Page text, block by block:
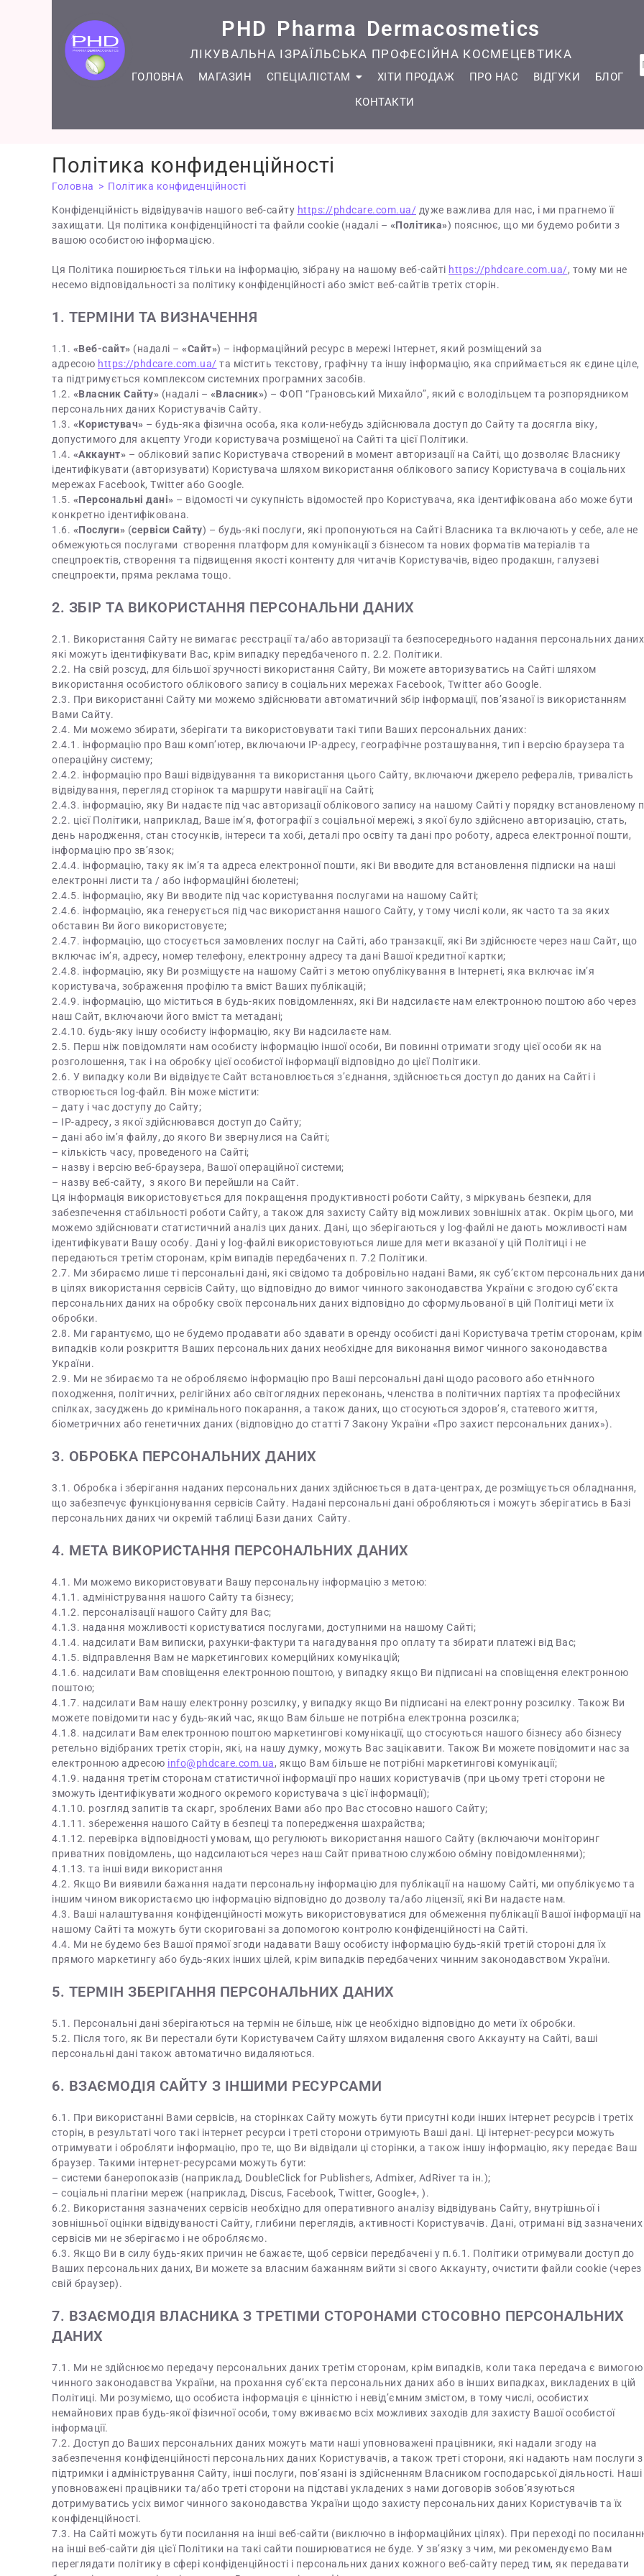
PHD Pharma Dermacosmetics
ЛІКУВАЛЬНА ІЗРАЇЛЬСЬКА ПРОФЕСІЙНА КОСМЕЦЕВТИКА
ГОЛОВНА МАГАЗИН СПЕЦІАЛІСТАМ ХІТИ ПРОДАЖ ПРО НАС ВІДГУКИ
БЛОГ
КОНТАКТИ
Політика конфиденційності
Головна > Політика конфиденційності
Конфіденційність відвідувачів нашого веб-сайту https://phdcare.com.ua/ дуже важлива для нас, і ми прагнемо її
захищати. Ця політика конфіденційності та файли cookie (надалі – «Політика») пояснює, що ми будемо робити з
вашою особистою інформацією.
Ця Політика поширюється тільки на інформацію, зібрану на нашому веб-сайті https://phdcare.com.ua/, тому ми не
несемо відповідальності за політику конфіденційності або зміст веб-сайтів третіх сторін.
1. ТЕРМІНИ ТА ВИЗНАЧЕННЯ
1.1. «Веб-сайт» (надалі – «Сайт») – інформаційний ресурс в мережі Інтернет, який розміщений за
адресою https://phdcare.com.ua/ та містить текстову, графічну та іншу інформацію, яка сприймається як єдине ціле,
та підтримується комплексом системних програмних засобів.
1.2. «Власник Сайту» (надалі – «Власник») – ФОП “Грановський Михайло”, який є володільцем та розпорядником
персональних даних Користувачів Сайту.
1.3. «Користувач» – будь-яка фізична особа, яка коли-небудь здійснювала доступ до Сайту та досягла віку,
допустимого для акцепту Угоди користувача розміщеної на Сайті та цієї Політики.
1.4. «Аккаунт» – обліковий запис Користувача створений в момент авторизації на Сайті, що дозволяє Власнику
ідентифікувати (авторизувати) Користувача шляхом використання облікового запису Користувача в соціальних
мережах Facebook, Twitter або Google.
1.5. «Персональні дані» – відомості чи сукупність відомостей про Користувача, яка ідентифікована або може бути
конкретно ідентифікована.
1.6. «Послуги» (сервіси Сайту) – будь-які послуги, які пропонуються на Сайті Власника та включають у себе, але не
обмежуються послугами створення платформ для комунікації з бізнесом та нових форматів матеріалів та
спецпроектів, створення та підвищення якості контенту для читачів Користувачів, відео продакшн, галузеві
спецпроекти, пряма реклама тощо.
2. ЗБІР ТА ВИКОРИСТАННЯ ПЕРСОНАЛЬНИ ДАНИХ
2.1. Використання Сайту не вимагає реєстрації та/або авторизації та безпосереднього надання персональних
які можуть ідентифікувати Вас, крім випадку передбаченого п. 2.2. Політики.
2.2. На свій розсуд, для більшої зручності використання Сайту, Ви можете авторизуватись на Сайті шляхом
використання особистого облікового запису в соціальних мережах Facebook, Twitter або Google.
2.3. При використанні Сайту ми можемо здійснювати автоматичний збір інформації, пов’язаної із використанням
Вами Сайту.
2.4. Ми можемо збирати, зберігати та використовувати такі типи Ваших персональних даних:
2.4.1. інформацію про Ваш комп’ютер, включаючи IP-адресу, географічне розташування, тип і версію браузера та
операційну систему;
2.4.2. інформацію про Ваші відвідування та використання цього Сайту, включаючи джерело рефералів, тривалість
відвідування, перегляд сторінок та маршрути навігації на Сайті;
2.4.3. інформацію, яку Ви надаєте під час авторизації облікового запису на нашому Сайті у порядку встановленому
2.2. цієї Політики, наприклад, Ваше ім’я, фотографії з соціальної мережі, з якої було здійснено авторизацію, стать,
день народження, стан стосунків, інтереси та хобі, деталі про освіту та дані про роботу, адреса електронної пошти,
інформацію про зв’язок;
2.4.4. інформацію, таку як ім’я та адреса електронної пошти, які Ви вводите для встановлення підписки на наші
електронні листи та / або інформаційні бюлетені;
2.4.5. інформацію, яку Ви вводите під час користування послугами на нашому Сайті;
2.4.6. інформацію, яка генерується під час використання нашого Сайту, у тому числі коли, як часто та за яких
обставин Ви його використовуєте;
2.4.7. інформацію, що стосується замовлених послуг на Сайті, або транзакції, які Ви здійснюєте через наш Сайт, що
включає ім’я, адресу, номер телефону, електронну адресу та дані Вашої кредитної картки;
2.4.8. інформацію, яку Ви розміщуєте на нашому Сайті з метою опублікування в Інтернеті, яка включає ім’я
користувача, зображення профілю та вміст Ваших публікацій;
2.4.9. інформацію, що міститься в будь-яких повідомленнях, які Ви надсилаєте нам електронною поштою або через
наш Сайт, включаючи його вміст та метадані;
2.4.10. будь-яку іншу особисту інформацію, яку Ви надсилаєте нам.
2.5. Перш ніж повідомляти нам особисту інформацію іншої особи, Ви повинні отримати згоду цієї особи як на
розголошення, так і на обробку цієї особистої інформації відповідно до цієї Політики.
2.6. У випадку коли Ви відвідуєте Сайт встановлюється з’єднання, здійснюється доступ до даних на Сайті і
створюється log-файл. Він може містити:
– дату і час доступу до Сайту;
– IP-адресу, з якої здійснювався доступ до Сайту;
– дані або ім’я файлу, до якого Ви звернулися на Сайті;
– кількість часу, проведеного на Сайті;
– назву і версію веб-браузера, Вашої операційної системи;
– назву веб-сайту, з якого Ви перейшли на Сайт.
Ця інформація використовується для покращення продуктивності роботи Сайту, з міркувань безпеки, для
забезпечення стабільності роботи Сайту, а також для захисту Сайту від можливих зовнішніх атак. Окрім цього, ми
можемо здійснювати статистичний аналіз цих даних. Дані, що зберігаються у log-файлі не дають можливості нам
ідентифікувати Вашу особу. Дані у log-файлі використовуються лише для мети вказаної у цій Політиці і не
передаються третім сторонам, крім випадів передбачених п. 7.2 Політики.
2.7. Ми збираємо лише ті персональні дані, які свідомо та добровільно надані Вами, як суб’єктом персональних
в цілях використання сервісів Сайту, що відповідно до вимог чинного законодавства України є згодою суб’єкта
персональних даних на обробку своїх персональних даних відповідно до сформульованої в цій Політиці мети їх
обробки.
2.8. Ми гарантуємо, що не будемо продавати або здавати в оренду особисті дані Користувача третім сторонам, крім
випадків коли розкриття Ваших персональних даних необхідне для виконання вимог чинного законодавства
України.
2.9. Ми не збираємо та не обробляємо інформацію про Ваші персональні дані щодо расового або етнічного
походження, політичних, релігійних або світоглядних переконань, членства в політичних партіях та професійних
спілках, засуджень до кримінального покарання, а також даних, що стосуються здоров’я, статевого життя,
біометричних або генетичних даних (відповідно до статті 7 Закону України «Про захист персональних даних»).
3. ОБРОБКА ПЕРСОНАЛЬНИХ ДАНИХ
3.1. Обробка і зберігання наданих персональних даних здійснюється в дата-центрах, де розміщується обладнання,
що забезпечує функціонування сервісів Сайту. Надані персональні дані обробляються і можуть зберігатись в Базі
персональних даних чи окремій таблиці Бази даних Сайту.
4. МЕТА ВИКОРИСТАННЯ ПЕРСОНАЛЬНИХ ДАНИХ
4.1. Ми можемо використовувати Вашу персональну інформацію з метою:
4.1.1. адміністрування нашого Сайту та бізнесу;
4.1.2. персоналізації нашого Сайту для Вас;
4.1.3. надання можливості користуватися послугами, доступними на нашому Сайті;
4.1.4. надсилати Вам виписки, рахунки-фактури та нагадування про оплату та збирати платежі від Вас;
4.1.5. відправлення Вам не маркетингових комерційних комунікацій;
4.1.6. надсилати Вам сповіщення електронною поштою, у випадку якщо Ви підписані на сповіщення електронною
поштою;
4.1.7. надсилати Вам нашу електронну розсилку, у випадку якщо Ви підписані на електронну розсилку. Також Ви
можете повідомити нас у будь-який час, якщо Вам більше не потрібна електронна розсилка;
4.1.8. надсилати Вам електронною поштою маркетингові комунікації, що стосуються нашого бізнесу або бізнесу
ретельно відібраних третіх сторін, які, на нашу думку, можуть Вас зацікавити. Також Ви можете повідомити нас за
електронною адресою info@phdcare.com.ua, якщо Вам більше не потрібні маркетингові комунікації;
4.1.9. надання третім сторонам статистичної інформації про наших користувачів (при цьому треті сторони не
зможуть ідентифікувати жодного окремого користувача з цієї інформації);
4.1.10. розгляд запитів та скарг, зроблених Вами або про Вас стосовно нашого Сайту;
4.1.11. збереження нашого Сайту в безпеці та попередження шахрайства;
4.1.12. перевірка відповідності умовам, що регулюють використання нашого Сайту (включаючи моніторинг
приватних повідомлень, що надсилаються через наш Сайт приватною службою обміну повідомленнями);
4.1.13. та інші види використання
4.2. Якщо Ви виявили бажання надати персональну інформацію для публікації на нашому Сайті, ми опублікуємо та
іншим чином використаємо цю інформацію відповідно до дозволу та/або ліцензії, які Ви надаєте нам.
4.3. Ваші налаштування конфіденційності можуть використовуватися для обмеження публікації Вашої інформації на
нашому Сайті та можуть бути скориговані за допомогою контролю конфіденційності на Сайті.
4.4. Ми не будемо без Вашої прямої згоди надавати Вашу особисту інформацію будь-якій третій стороні для їх
прямого маркетингу або будь-яких інших цілей, крім випадків передбачених чинним законодавством України.
5. ТЕРМІН ЗБЕРІГАННЯ ПЕРСОНАЛЬНИХ ДАНИХ
5.1. Персональні дані зберігаються на термін не більше, ніж це необхідно відповідно до мети їх обробки.
5.2. Після того, як Ви перестали бути Користувачем Сайту шляхом видалення свого Аккаунту на Сайті, ваші
персональні дані також автоматично видаляються.
6. ВЗАЄМОДІЯ САЙТУ З ІНШИМИ РЕСУРСАМИ
6.1. При використанні Вами сервісів, на сторінках Сайту можуть бути присутні коди інших інтернет ресурсів і третіх
сторін, в результаті чого такі інтернет ресурси і треті сторони отримують Ваші дані. Ці інтернет-ресурси можуть
отримувати і обробляти інформацію, про те, що Ви відвідали ці сторінки, а також іншу інформацію, яку передає Ваш
браузер. Такими інтернет-ресурсами можуть бути:
– системи банеропоказів (наприклад, DoubleClick for Publishers, Admixer, AdRiver та ін.);
– соціальні плагіни мереж (наприклад, Discus, Facebook, Twitter, Google+, ).
6.2. Використання зазначених сервісів необхідно для оперативного аналізу відвідувань Сайту, внутрішньої і
зовнішньої оцінки відвідуваності Сайту, глибини переглядів, активності Користувачів. Дані, отримані від зазначених
сервісів ми не зберігаємо і не обробляємо.
6.3. Якщо Ви в силу будь-яких причин не бажаєте, щоб сервіси передбачені у п.6.1. Політики отримували доступ до
Ваших персональних даних, Ви можете за власним бажанням вийти зі свого Аккаунту, очистити файли cookie (через
свій браузер).
7. ВЗАЄМОДІЯ ВЛАСНИКА З ТРЕТІМИ СТОРОНАМИ СТОСОВНО ПЕРСОНАЛЬНИХ
ДАНИХ
7.1. Ми не здійснюємо передачу персональних даних третім сторонам, крім випадків, коли така передача є вимогою
чинного законодавства України, на прохання суб’єкта персональних даних або в інших випадках, викладених в цій
Політиці. Ми розуміємо, що особиста інформація є цінністю і невід’ємним змістом, в тому числі, особистих
немайнових прав будь-якої фізичної особи, тому вживаємо всіх можливих заходів для захисту Вашої особистої
інформації.
7.2. Доступ до Ваших персональних даних можуть мати наші уповноважені працівники, які надали згоду на
забезпечення конфіденційності персональних даних Користувачів, а також треті сторони, які надають нам послуги з
підтримки і адміністрування Сайту, інші послуги, пов’язані із здійсненням Власником господарської діяльності. Наші
уповноважені працівники та/або треті сторони на підставі укладених з нами договорів зобов’язуються
дотримуватись усіх вимог чинного законодавства України щодо захисту персональних даних Користувачів та їх
конфіденційності.
7.3. На Сайті можуть бути посилання на інші веб-сайти (виключно в інформаційних цілях). При переході по
на інші веб-сайти дія цієї Політики на такі сайти поширюватися не буде. У зв’язку з чим, ми рекомендуємо Вам
переглядати політику в сфері конфіденційності і персональних даних кожного веб-сайту перед тим, як передавати